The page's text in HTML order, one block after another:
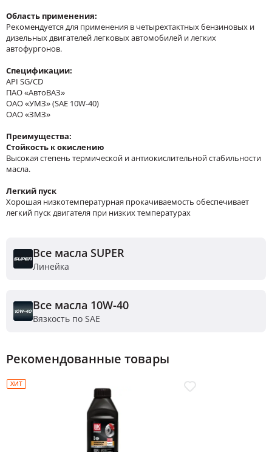
Область применения:
Рекомендуется для применения в четырехтактных бензиновых и
дизельных двигателей легковых автомобилей и легких
автофургонов.
Спецификации:
API SG/CD
ПАО «АвтоВАЗ»
ОАО «УМЗ» (SAE 10W-40)
ОАО «ЗМЗ»
Преимущества:
Стойкость к окислению
Высокая степень термической и антиокислительной стабильности
масла.
Легкий пуск
Хорошая низкотемпературная прокачиваемость обеспечивает
легкий пуск двигателя при низких температурах
Все масла SUPER
Линейка
Все масла 10W-40
Вязкость по SAE
Рекомендованные товары
ХИТ